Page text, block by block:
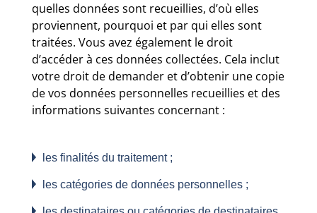
quelles données sont recueillies, d’où elles
proviennent, pourquoi et par qui elles sont
traitées. Vous avez également le droit
d’accéder à ces données collectées. Cela inclut
votre droit de demander et d’obtenir une copie
de vos données personnelles recueillies et des
informations suivantes concernant :
les finalités du traitement ;
les catégories de données personnelles ;